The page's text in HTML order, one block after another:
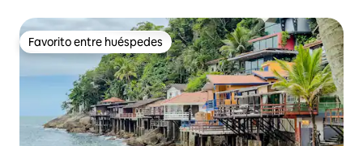
Favorito entre huéspedes
Favorito entre huéspedes